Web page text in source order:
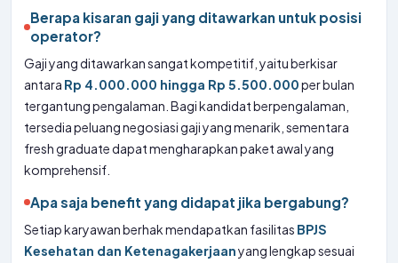
Berapa kisaran gaji yang ditawarkan untuk posisi
operator?
Gaji yang ditawarkan sangat kompetitif, yaitu berkisar
antara Rp 4.000.000 hingga Rp 5.500.000per bulan
tergantung pengalaman. Bagi kandidat berpengalaman,
tersedia peluang negosiasi gaji yang menarik, sementara
fresh graduate dapat mengharapkan paket awal yang
komprehensif.
Apa saja benefit yang didapat jika bergabung?
Setiap karyawan berhak mendapatkan fasilitas BPJS
Kesehatan dan Ketenagakerjaanyang lengkap sesuai